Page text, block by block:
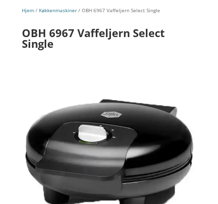
Hjem/ Køkkenmaskiner/ OBH 6967 Vaffeljern Select Single
OBH 6967 Vaffeljern Select
Single